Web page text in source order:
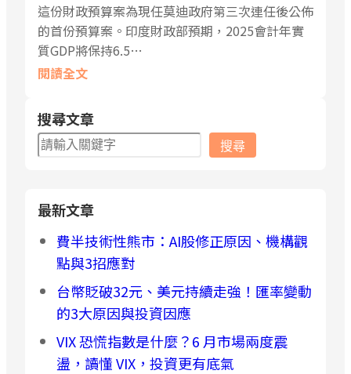
這份財政預算案為現任莫迪政府第三次連任後公佈
的首份預算案。印度財政部預期，2025會計年實
質GDP將保持6.5…
閱讀全文
搜尋文章
搜
尋
搜尋
最新文章
費半技術性熊市：AI股修正原因、機構觀
點與3招應對
台幣貶破32元、美元持續走強！匯率變動
的3大原因與投資因應
VIX 恐慌指數是什麼？6 月市場兩度震
盪，讀懂 VIX，投資更有底氣